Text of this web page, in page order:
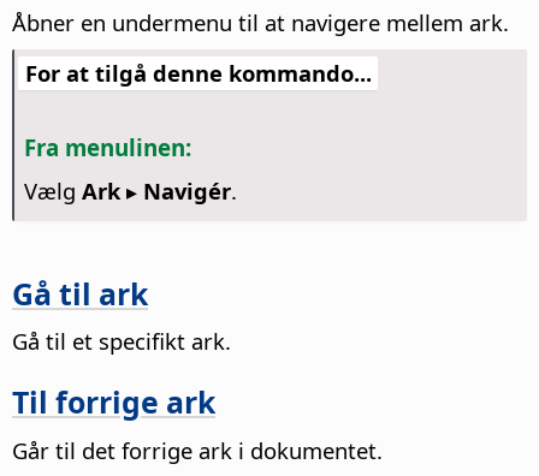
Åbner en undermenu til at navigere mellem ark.
For at tilgå denne kommando...
Fra menulinen:
Vælg Ark ▸ Navigér.
Gå til ark
Gå til et specifikt ark.
Til forrige ark
Går til det forrige ark i dokumentet.